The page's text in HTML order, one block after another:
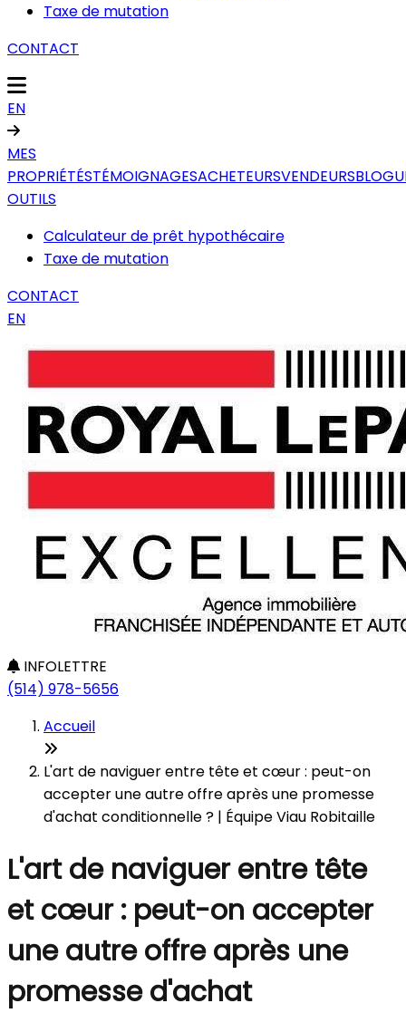
Taxe de mutation
CONTACT
EN
MES
PROPRIÉTÉSTÉMOIGNAGESACHETEURSVENDEURS
OUTILS
Calculateur de prêt hypothécaire
Taxe de mutation
CONTACT
EN
INFOLETTRE
(514) 978-5656
Accueil
L'art de naviguer entre tête et cœur : peut-on
accepter une autre offre après une promesse
d'achat conditionnelle ? | Équipe Viau Robitaille
L'art de naviguer entre tête
et cœur : peut-on accepter
une autre offre après une
promesse d'achat